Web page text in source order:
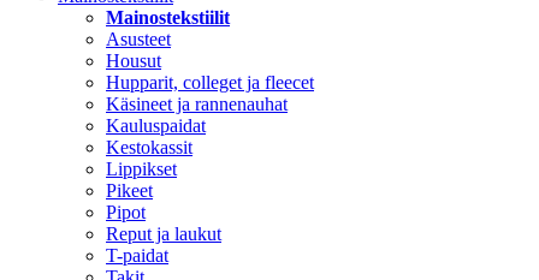
Mainostekstiilit
Asusteet
Housut
Hupparit, colleget ja fleecet
Käsineet ja rannenauhat
Kauluspaidat
Kestokassit
Lippikset
Pikeet
Pipot
Reput ja laukut
T-paidat